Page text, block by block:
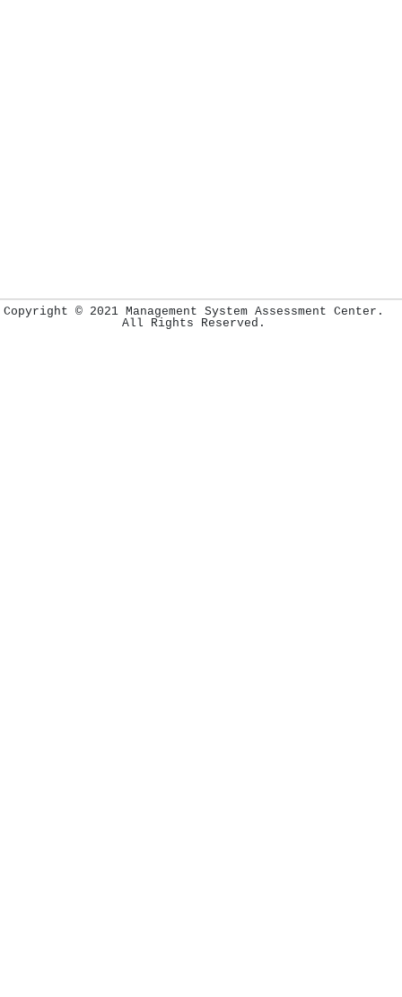
Copyright © 2021 Management System Assessment Center.
All Rights Reserved.